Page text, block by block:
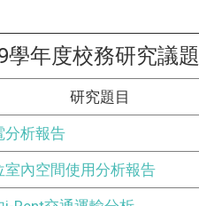
學年度校務研究議題
研究題目
分析報告
內空間使用分析報告